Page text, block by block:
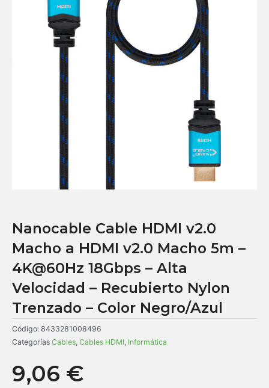
Nanocable Cable HDMI v2.0
Macho a HDMI v2.0 Macho 5m –
4K@60Hz 18Gbps – Alta
Velocidad – Recubierto Nylon
Trenzado – Color Negro/Azul
Código: 8433281008496
Categorías Cables, Cables HDMI, Informática
9,06 €